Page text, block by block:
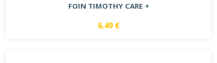
FOIN TIMOTHY CARE +
6.49 €